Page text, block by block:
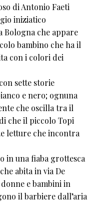
di Antonio Faeti
iniziatico
Bologna che appare
bambino che ha il
con i colori dei
sette storie
e nero; ognuna
che oscilla tra il
che il piccolo Topi
letture che incontra
in una fiaba grottesca
abita in via De
e bambini in
il barbiere dall’aria